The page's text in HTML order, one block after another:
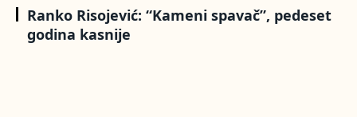
Ranko Risojević: “Kameni spavač”, pedeset
godina kasnije